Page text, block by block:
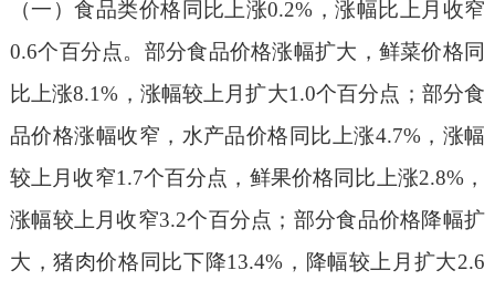
（一）食品类价格同比上涨0.2%，涨幅比上月收窄
0.6个百分点。 部分食品价格涨幅扩大，鲜菜价格同
比上涨8.1%，涨幅较上月扩大1.0个百分点；部分食
品价格涨幅收窄，水产品价格同比上涨4.7%，涨幅
较上月收窄1.7个百分点，鲜果价格同比上涨2.8%，
涨幅较上月收窄3.2个百分点；部分食品价格降幅扩
大，猪肉价格同比下降13.4%，降幅较上月扩大2.6